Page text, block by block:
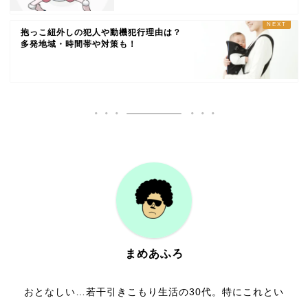
抱っこ紐外しの犯人や動機犯行理由は？
多発地域・時間帯や対策も！
まめあふろ
おとなしい…若干引きこもり生活の30代。特にこれとい